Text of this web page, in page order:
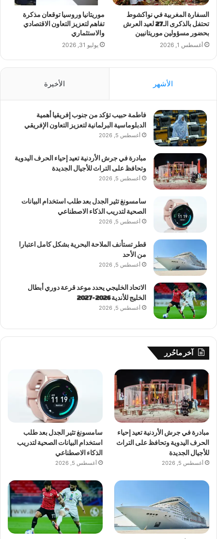
السفارة المغربية في نواكشوط
تحتفل بالذكرى الـ27 لعيد العرش
بحضور مسؤولين موريتانيين
أغسطس 1, 2026
موريتانيا وروسيا توقعان مذكرة
تفاهم لتعزيز التعاون الاقتصادي
والاستثماري
يوليو 31, 2026
الأشهر الأخيرة
فاطمة حبيب تؤكد من جنوب إفريقيا أهمية
الدبلوماسية البرلمانية لتعزيز التعاون الإفريقي
أغسطس 5, 2026
مبادرة في جرش الأردنية تعيد إحياء الحرف اليدوية
وتحافظ على التراث للأجيال الجديدة
أغسطس 5, 2026
سامسونغ تثير الجدل بعد طلب استخدام البيانات
الصحية لتدريب الذكاء الاصطناعي
أغسطس 5, 2026
قطر تستأنف الملاحة البحرية بشكل كامل اعتبارا
من الأحد
أغسطس 5, 2026
الاتحاد الخليجي يحدد موعد قرعة دوري أبطال
الخليج للأندية 2026-2027
أغسطس 5, 2026
آخر ماحُرر
مبادرة في جرش الأردنية تعيد إحياء
الحرف اليدوية وتحافظ على التراث
للأجيال الجديدة
أغسطس 5, 2026
سامسونغ تثير الجدل بعد طلب
استخدام البيانات الصحية لتدريب
الذكاء الاصطناعي
أغسطس 5, 2026